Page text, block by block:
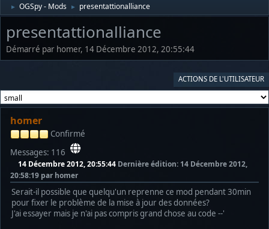
► OGSpy - Mods ► presentattionalliance
presentattionalliance
Démarré par homer, 14 Décembre 2012, 20:55:44
ACTIONS DE L'UTILISATEUR
homer
Confirmé
Messages: 116
14 Décembre 2012, 20:55:44 Dernière édition: 14 Décembre 2012,
20:58:19 par homer
Serait-il possible que quelqu'un reprenne ce mod pendant 30min
pour fixer le problème de la mise à jour des données?
J'ai essayer mais je n'ai pas compris grand chose au code --'